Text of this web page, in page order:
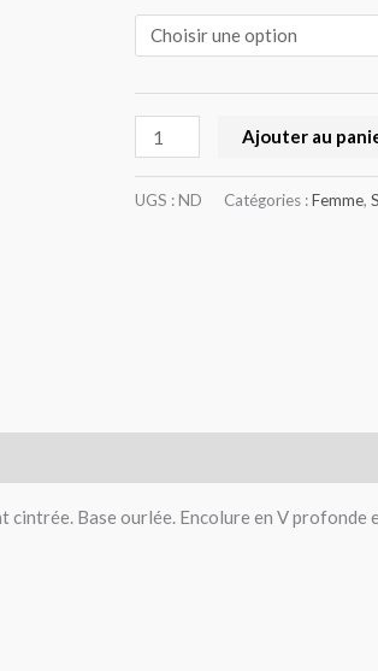
Ajouter au
UGS :ND Catégories :Femme,
Base ourlée. Encolure en V profonde